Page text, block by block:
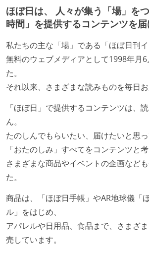
ほぼ日は、 人々が集う「場」を
時間」を提供するコンテンツを届
私たちの主な「場」である「ほぼ日刊イ
無料のウェブメディアとして1998年月
た。
それ以来、さまざまな読みものを毎日お
「ほぼ日」で提供するコンテンツは、
ん。
たのしんでもらいたい、届けたいと思
「おたのしみ」すべてをコンテンツと考
さまざまな商品やイベントの企画など
た。
商品は、「ほぼ日手帳」やAR地球儀「
ル」をはじめ、
アパレルや日用品、食品まで、さまざ
売しています。